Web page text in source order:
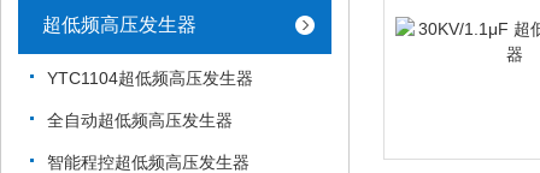
超低频高压发生器
YTC1104超低频高压发生器
全自动超低频高压发生器
智能程控超低频高压发生器